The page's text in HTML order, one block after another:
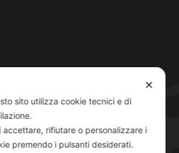
✕
sito utilizza cookie tecnici e di
accettare, rifiutare o personalizzare i
premendo i pulsanti desiderati.